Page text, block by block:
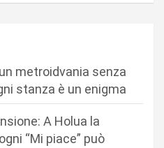
metroidvania senza
stanza è un enigma
A Holua la
“Mi piace” può